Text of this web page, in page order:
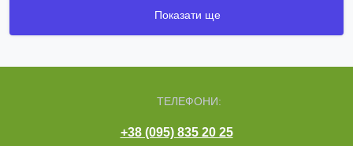
Показати ще
ТЕЛЕФОНИ:
+38 (095) 835 20 25